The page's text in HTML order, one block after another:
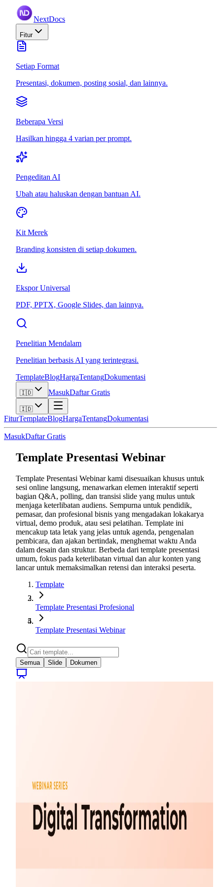
NextDocs
Fitur
Setiap Format
Presentasi, dokumen, posting sosial, dan lainnya.
Beberapa Versi
Hasilkan hingga 4 varian per prompt.
Pengeditan AI
Ubah atau haluskan dengan bantuan AI.
Kit Merek
Branding konsisten di setiap dokumen.
Ekspor Universal
PDF, PPTX, Google Slides, dan lainnya.
Penelitian Mendalam
Penelitian berbasis AI yang terintegrasi.
TemplateBlogHargaTentangDokumentasi
🇮🇩 MasukDaftar Gratis
🇮🇩
FiturTemplateBlogHargaTentangDokumentasi
MasukDaftar Gratis
Template Presentasi Webinar
Template Presentasi Webinar kami disesuaikan khusus untuk
sesi online langsung, menawarkan elemen interaktif seperti
bagian Q&A, polling, dan transisi slide yang mulus untuk
menjaga keterlibatan audiens. Sempurna untuk pendidik,
pemasar, dan profesional bisnis yang mengadakan lokakarya
virtual, demo produk, atau sesi pelatihan. Template ini
mencakup tata letak yang jelas untuk agenda, pengenalan
pembicara, dan ajakan bertindak, menghemat waktu Anda
dalam desain dan struktur. Berbeda dari template presentasi
umum, fokus pada keterlibatan virtual dan alur konten yang
lancar untuk memaksimalkan retensi dan interaksi peserta.
Template
Template Presentasi Profesional
Template Presentasi Webinar
Semua Slide Dokumen